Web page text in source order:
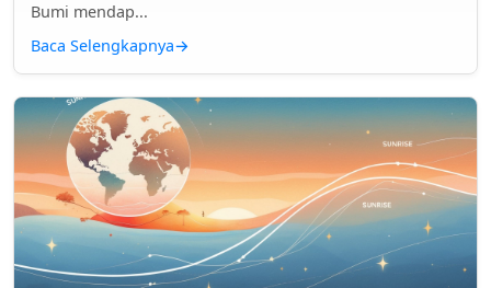
Bumi mendap...
Baca Selengkapnya→